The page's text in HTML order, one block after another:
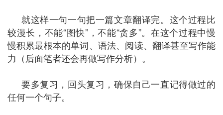
就这样一句一句把一篇文章翻译完。这个过程比
较漫长，不能“图快”，不能“贪多”。在这个过程中慢
慢积累最根本的单词、语法、阅读、翻译甚至写作能
力（后面笔者还会再做写作分析）。
要多复习，回头复习，确保自己一直记得做过的
任何一个句子。